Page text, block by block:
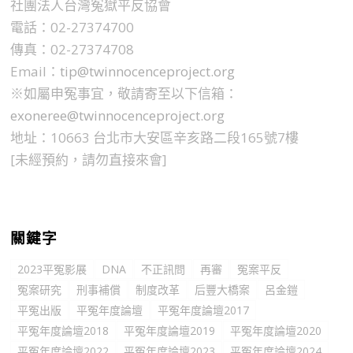
社團法人台灣冤獄平反協會
電話：02-27374700
傳真：02-27374708
Email：tip@twinnocenceproject.org
※如屬申冤事宜，敬請寄至以下信箱：
exoneree@twinnocenceproject.org
地址：10663 台北市大安區辛亥路二段165號7樓
[未經預約，請勿直接來會]
關鍵字
2023平冤影展 DNA 不正訊問 再審
冤案平反
冤案研究
刑事補償 制度改革 后豐大橋案
呂金鎧
平冤出版
平冤年度論壇
平冤年度論壇2017
平冤年度論壇2018
平冤年度論壇2019
平冤年度論壇2020